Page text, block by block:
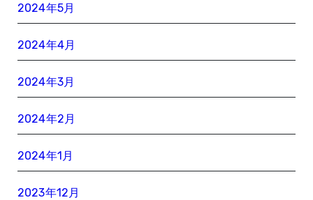
2024年5月
2024年4月
2024年3月
2024年2月
2024年1月
2023年12月